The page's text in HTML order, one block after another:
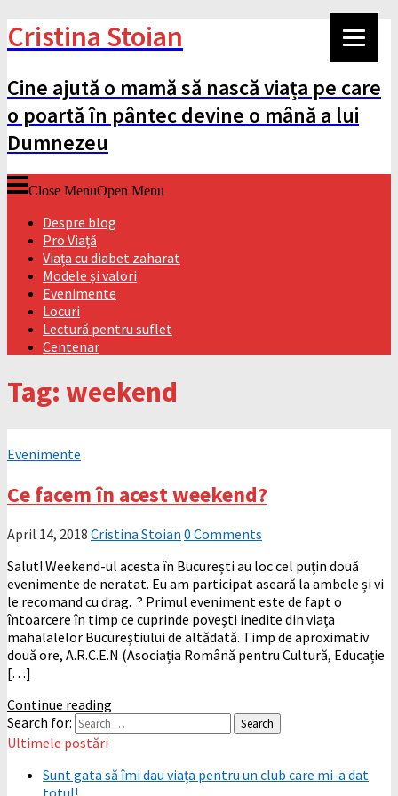
Cristina Stoian
Cine ajută o mamă să nască viața pe care
o poartă în pântec devine o mână a lui
Dumnezeu
Close MenuOpen Menu
Despre blog
Pro Viață
Viața cu diabet zaharat
Modele și valori
Evenimente
Locuri
Lectură pentru suflet
Centenar
Tag: weekend
Evenimente
Ce facem în acest weekend?
April 14, 2018 Cristina Stoian 0 Comments
Salut! Weekend-ul acesta în București au loc cel puțin două
evenimente de neratat. Eu am participat aseară la ambele și vi
le recomand cu drag. ? Primul eveniment este de fapt o
întoarcere în timp ce cuprinde povești inedite din viața
mahalalelor Bucureștiului de altădată. Timp de aproximativ
două ore, A.R.C.E.N (Asociația Română pentru Cultură, Educație
[…]
Continue reading
Search for:
Ultimele postări
Sunt gata să îmi dau viața pentru un club care mi-a dat